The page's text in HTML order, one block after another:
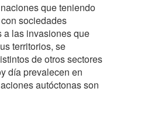
que teniendo
sociedades
a las invasiones que
territorios, se
de otros sectores
día prevalecen en
autóctonas son